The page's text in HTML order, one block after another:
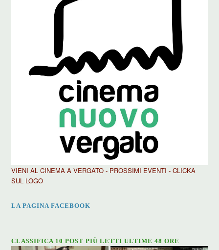
VIENI AL CINEMA A VERGATO - PROSSIMI EVENTI - CLICKA
SUL LOGO
LA PAGINA FACEBOOK
CLASSIFICA 10 POST PIÙ LETTI ULTIME 48 ORE